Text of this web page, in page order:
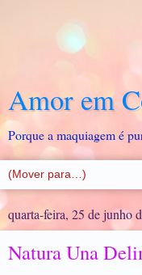
Amor em
Porque a maquiagem é
quarta-feira, 25 de junho
Natura Una